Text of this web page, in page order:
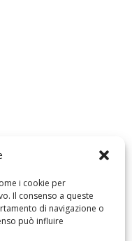
i cookie per
Il consenso a queste
di navigazione o
può influire